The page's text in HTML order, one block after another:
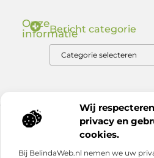
Wij
privacy en
cookies.
Bij BelindaWeb.nl nemen we uw
Onze
informatieBericht categorie
Website index